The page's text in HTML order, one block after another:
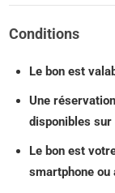
Conditions
Le bon est
Une
disponibles sur
Le bon est
smartphone ou